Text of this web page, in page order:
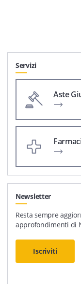
Servizi
Aste
Newsletter
Resta sempre
approfondimenti di
Iscriviti